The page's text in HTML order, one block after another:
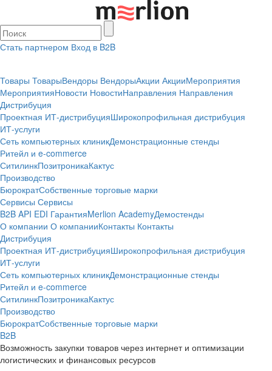
Стать партнером Вход в B2B
Товары ТоварыВендоры ВендорыАкции АкцииМероприятия
МероприятияНовости НовостиНаправления Направления
Дистрибуция
Проектная ИТ-дистрибуцияШирокопрофильная дистрибуция
ИТ-услуги
Сеть компьютерных клиникДемонстрационные стенды
Ритейл и e-commerce
СитилинкПозитроникаКактус
Производство
БюрократСобственные торговые марки
Сервисы Сервисы
B2B API EDI ГарантияMerlion AcademyДемостенды
О компании О компанииКонтакты Контакты
Дистрибуция
Проектная ИТ-дистрибуцияШирокопрофильная дистрибуция
ИТ-услуги
Сеть компьютерных клиникДемонстрационные стенды
Ритейл и e-commerce
СитилинкПозитроникаКактус
Производство
БюрократСобственные торговые марки
B2B
Возможность закупки товаров через интернет и оптимизации
логистических и финансовых ресурсов